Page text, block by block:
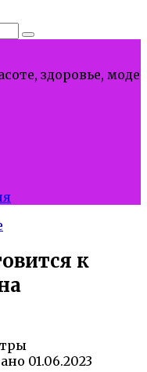
здоровье, моде
к
01.06.2023